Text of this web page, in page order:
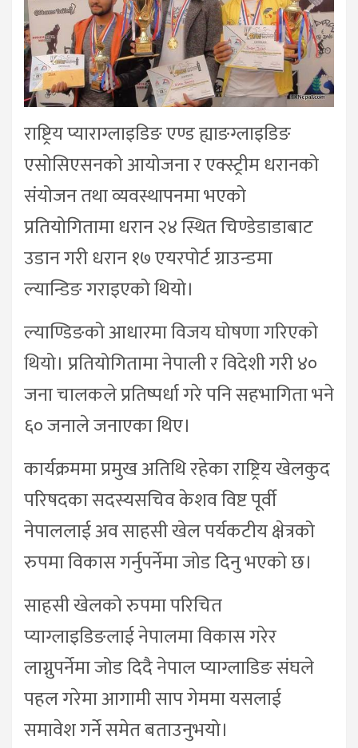
राष्ट्रिय प्याराग्लाइडिङ एण्ड ह्याङग्लाइडिङ
एसोसिएसनको आयोजना र एक्स्ट्रीम धरानको
संयोजन तथा व्यवस्थापनमा भएको
प्रतियोगितामा धरान २४ स्थित चिण्डेडाडाबाट
उडान गरी धरान १७ एयरपोर्ट ग्राउन्डमा
ल्यान्डिङ गराइएको थियो।
ल्याण्डिङको आधारमा विजय घोषणा गरिएको
थियो। प्रतियोगितामा नेपाली र विदेशी गरी ४०
जना चालकले प्रतिष्पर्धा गरे पनि सहभागिता भने
६० जनाले जनाएका थिए।
कार्यक्रममा प्रमुख अतिथि रहेका राष्ट्रिय खेलकुद
परिषदका सदस्यसचिव केशव विष्ट पूर्वी
नेपाललाई अव साहसी खेल पर्यकटीय क्षेत्रको
रुपमा विकास गर्नुपर्नेमा जोड दिनु भएको छ।
साहसी खेलको रुपमा परिचित
प्याग्लाइडिङलाई नेपालमा विकास गरेर
लाग्नुपर्नेमा जोड दिदै नेपाल प्याग्लाडिङ संघले
पहल गरेमा आगामी साप गेममा यसलाई
समावेश गर्ने समेत बताउनुभयो।